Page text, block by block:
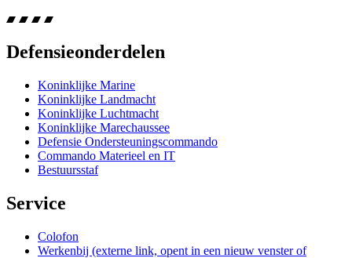
Defensieonderdelen
Koninklijke Marine
Koninklijke Landmacht
Koninklijke Luchtmacht
Koninklijke Marechaussee
Defensie Ondersteuningscommando
Commando Materieel en IT
Bestuursstaf
Service
Colofon
Werkenbij (externe link, opent in een nieuw venster of